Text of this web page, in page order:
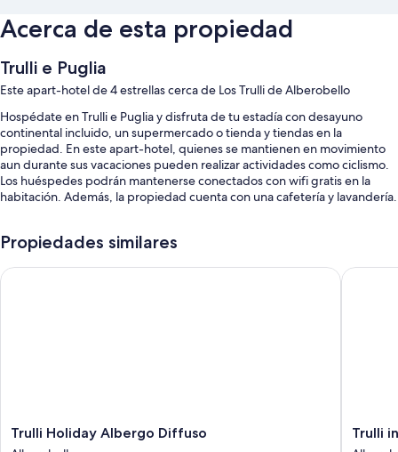
Acerca de esta propiedad
Trulli e Puglia
Este apart-hotel de 4 estrellas cerca de Los Trulli de Alberobello
Hospédate en Trulli e Puglia y disfruta de tu estadía con desayuno
continental incluido, un supermercado o tienda y tiendas en la
propiedad. En este apart-hotel, quienes se mantienen en movimiento
aun durante sus vacaciones pueden realizar actividades como ciclismo.
Los huéspedes podrán mantenerse conectados con wifi gratis en la
habitación. Además, la propiedad cuenta con una cafetería y lavandería.
Servicio de limusina o coche con chofer, alquiler de bicicletas y
check-out exprés
proporcionan comodidades como aire acondicionado. Además, brindan
servicios como wifi gratis y cafeteras expreso.
Propiedades similares
Trulli
Holiday
Trulli Holiday Albergo Diffuso
Trulli Holiday Albergo Diffuso
Trulli
in
Trulli
Trulli in